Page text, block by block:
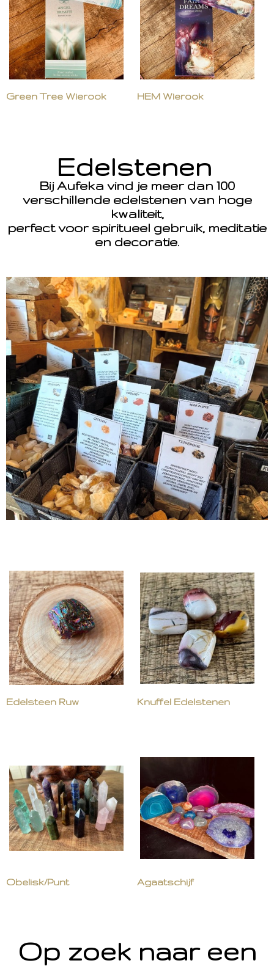
Green Tree Wierook HEM Wierook
Edelstenen
Bij Aufeka vind je meer dan 100
verschillende edelstenen van hoge
kwaliteit,
perfect voor spiritueel gebruik, meditatie
en decoratie.
Edelsteen Ruw Knuffel Edelstenen
Obelisk/Punt Agaatschijf
Op zoek naar een